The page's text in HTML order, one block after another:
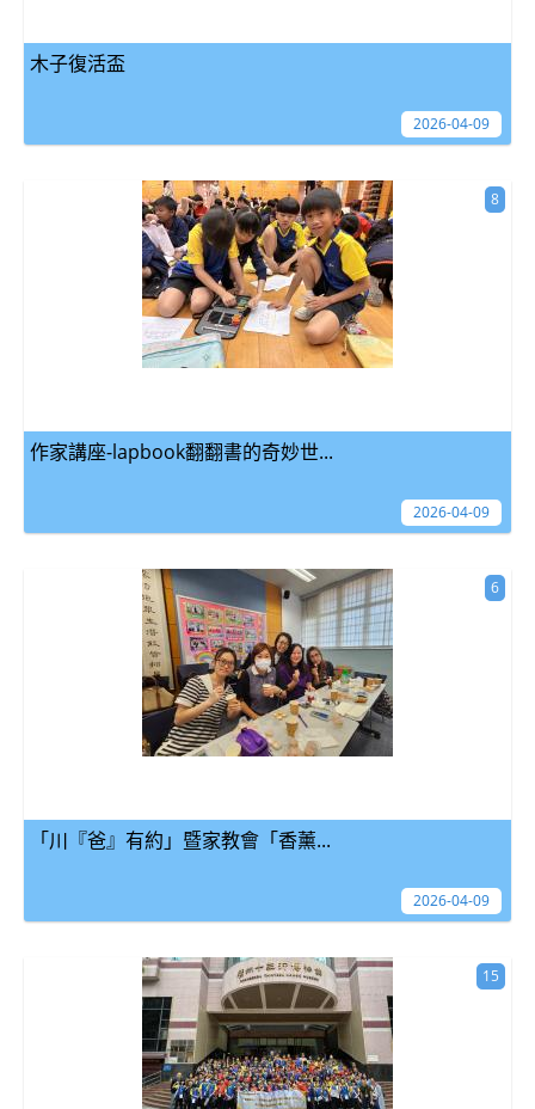
木子復活盃
2026-04-09
作家講座-lapbook翻翻書的奇妙世...
8
2026-04-09
「川『爸』有約」暨家教會「香薰...
6
2026-04-09
15